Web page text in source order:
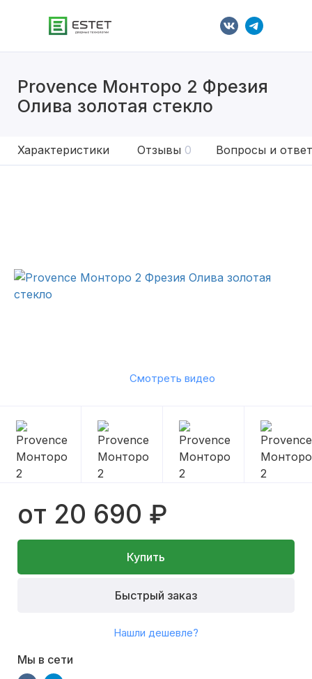
Provence Монторо 2 Фрезия
Олива золотая стекло
Характеристики Отзывы 0 Вопросы и
Смотреть видео
от 20 690 ₽
Купить
Быстрый заказ
Нашли дешевле?
Мы в сети